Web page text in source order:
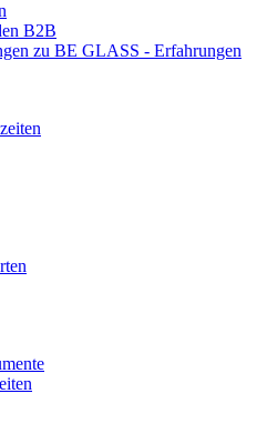
B2B
zu BE GLASS - Erfahrungen